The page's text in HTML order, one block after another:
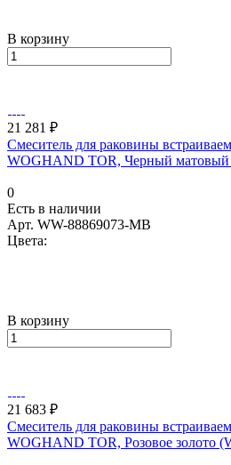
В корзину
21 281 ₽
Смеситель для раковины
WOGHAND TOR, Черный матовый
0
Есть в наличии
Арт. WW-88869073-MB
Цвета:
В корзину
21 683 ₽
Смеситель для раковины
WOGHAND TOR, Розовое золото